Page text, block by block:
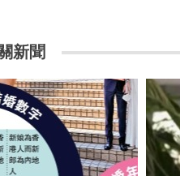
新聞